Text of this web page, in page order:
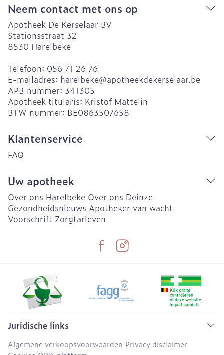
Neem contact met ons op
Apotheek De Kerselaar BV
Stationsstraat 32
8530 Harelbeke
Telefoon: 056 71 26 76
E-mailadres: harelbeke@apotheekdekerselaar.be
APB nummer: 341305
Apotheek titularis: Kristof Mattelin
BTW nummer: BE0863507658
Klantenservice
FAQ
Uw apotheek
Over ons Harelbeke Over ons Deinze
Gezondheidsnieuws Apotheker van wacht
Voorschrift Zorgtarieven
Juridische links
Algemene verkoopsvoorwaarden Privacy disclaimer